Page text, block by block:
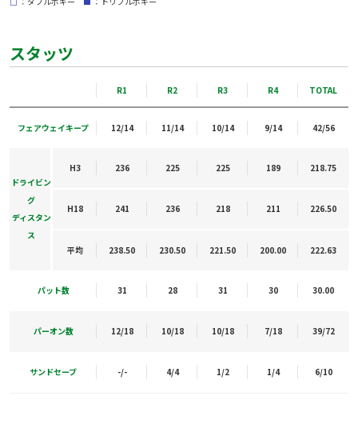
スタッツ
R1 R2 R3 R4 TOTAL
フェアウェイキープ 12/14 11/14 10/14 9/14 42/56
ドライビン
グ
ディスタン
ス
H3 236 225 225 189 218.75
H18 241 236 218 211 226.50
平均 238.50 230.50 221.50 200.00 222.63
パット数 31 28 31 30 30.00
パーオン数 12/18 10/18 10/18 7/18 39/72
サンドセーブ -/- 4/4 1/2 1/4 6/10